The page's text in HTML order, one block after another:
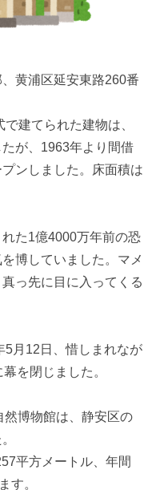
黄浦区延安東路260番
建てられた建物は、
が、1963年より間借
ンしました。床面積は
た1億4000万年前の恐
博していました。マメ
っ先に目に入ってくる
5月12日、惜しまれなが
を閉じました。
博物館は、静安区の
平方メートル、年間
す。